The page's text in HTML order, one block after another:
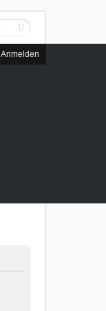
Anmelden